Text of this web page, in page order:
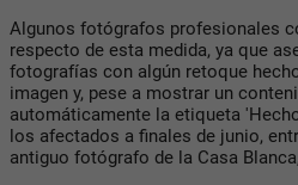
Algunos fotógrafos profesionales
respecto de esta medida, ya que
fotografías con algún retoque
imagen y, pese a mostrar un
automáticamente la etiqueta
los afectados a finales de junio,
antiguo fotógrafo de la Casa Blanca,